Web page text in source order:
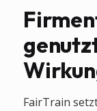
FairTrain